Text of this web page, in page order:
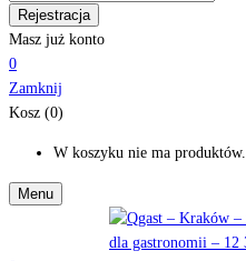
Masz już konto
0
Zamknij
Kosz (0)
W koszyku nie ma produktów.
Menu